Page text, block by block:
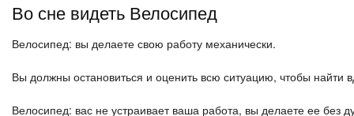
Во сне видеть Велосипед
Велосипед: вы делаете свою работу механически.
Вы должны остановиться и оценить всю ситуацию, чтобы найти
Велосипед: вас не устраивает ваша работа, вы делаете ее без